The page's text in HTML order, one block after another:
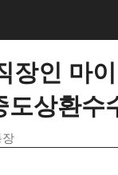
장인 마
도상환수
장